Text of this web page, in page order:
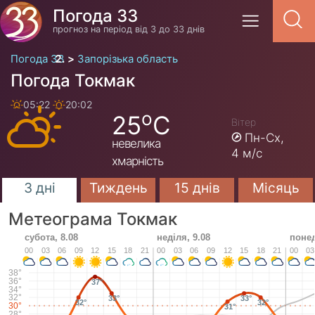
Погода 33
прогноз на період від 3 до 33 днів
Погода 33 Запорізька область
Погода Токмак
05:22 20:02
25oC
невелика
хмарність
Вітер
Пн-Сх,
4 м/с
3 дні Тиждень 15 днів Місяць
Метеограма Токмак
30°
32°
34°
36°
38°
32°
37°
33°
31°
33° 32°
00
субота, 8.08
03 06 09 12 15 18 21 00
неділя, 9.08
03 06 09 12 15 18 21 00 03